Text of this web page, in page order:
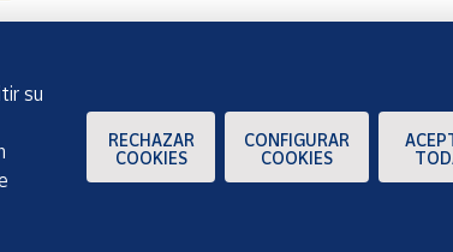
su
RECHAZAR
COOKIES
CONFIGURAR
COOKIES